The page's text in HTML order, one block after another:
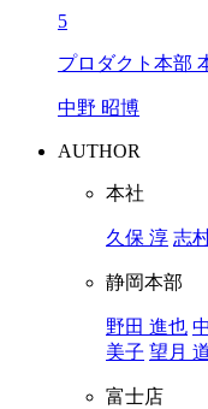
5
プロダクト本部
中野 昭博
AUTHOR
本社
久保 淳 志
静岡本部
野田 進也
美子 望月
富士店